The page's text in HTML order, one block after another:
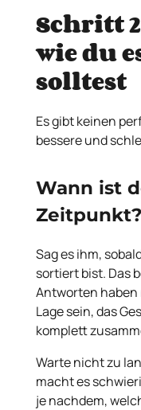
Schritt
wie du
solltest
Es gibt keinen
bessere und
Wann ist
Zeitpunkt?
Sag es ihm,
sortiert bist. Das
Antworten haben
Lage sein, das
komplett
Warte nicht zu
macht es
je nachdem,